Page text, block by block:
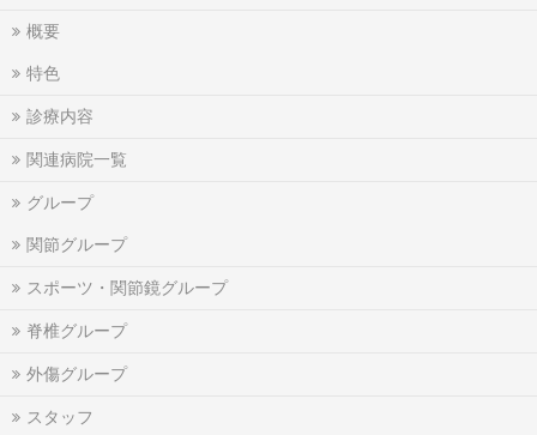
概要
特色
診療内容
関連病院一覧
グループ
関節グループ
スポーツ・関節鏡グループ
脊椎グループ
外傷グループ
スタッフ